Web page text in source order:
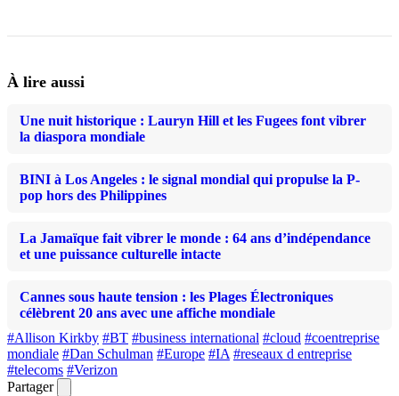
À lire aussi
Une nuit historique : Lauryn Hill et les Fugees font vibrer
la diaspora mondiale
BINI à Los Angeles : le signal mondial qui propulse la P-
pop hors des Philippines
La Jamaïque fait vibrer le monde : 64 ans d’indépendance
et une puissance culturelle intacte
Cannes sous haute tension : les Plages Électroniques
célèbrent 20 ans avec une affiche mondiale
#Allison Kirkby #BT #business international #cloud #coentreprise
mondiale #Dan Schulman #Europe #IA #reseaux d entreprise
#telecoms #Verizon
Partager